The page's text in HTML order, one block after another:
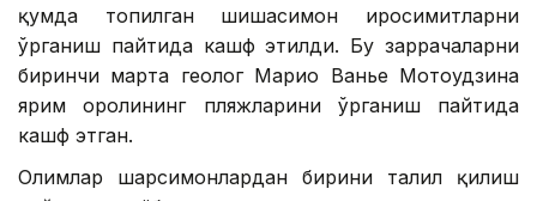
қумда топилган шишасимон ҳиросимитларни
ўрганиш пайтида кашф этилди. Бу заррачаларни
биринчи марта геолог Марио Ванье Мотоудзина
ярим оролининг пляжларини ўрганиш пайтида
кашф этган.
Олимлар шарсимонлардан бирини таҳлил қилиш